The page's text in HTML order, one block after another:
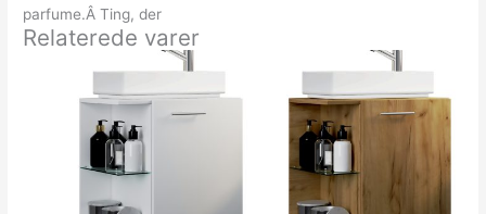
parfume.Â Ting, der
Relaterede varer